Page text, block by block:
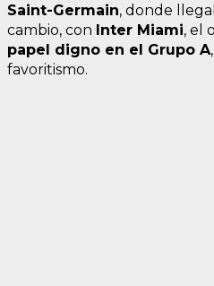
Saint-Germain, donde
cambio, con Inter Miami, el
papel digno en el Grupo A
favoritismo.